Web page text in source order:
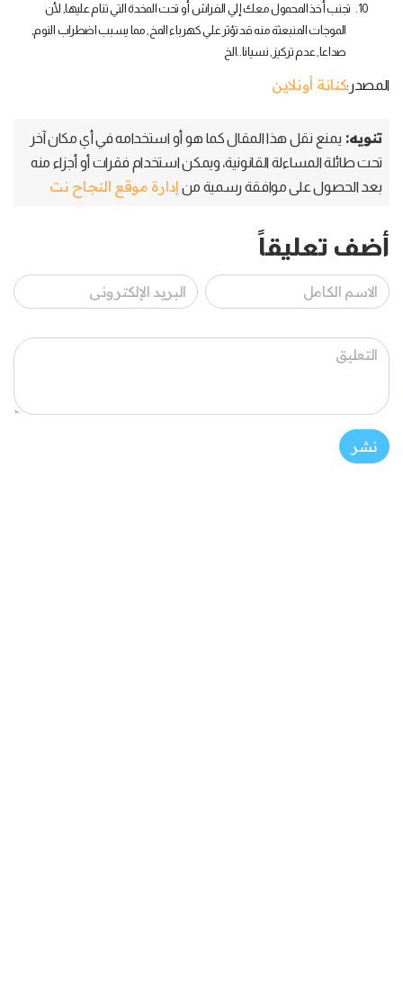
10. تجنب أخذ المحمول معك إلي الفراش أو تحت المخدة التي تنام عليها‏,‏ لأن
الموجات المنبعثة منه قد تؤثر علي كهرباء المخ‏,‏ مما يسبب اضطراب النوم‏,‏
صداعا‏,‏ عدم تركيز‏,‏ نسيانا‏..‏الخ
المصدر:كنانة أونلاين
تنويه: يمنع نقل هذا المقال كما هو أو استخدامه في أي مكان آخر
تحت طائلة المساءلة القانونية، ويمكن استخدام فقرات أو أجزاء منه
بعد الحصول على موافقة رسمية من إدارة موقع النجاح نت
أضف تعليقاً
نشر